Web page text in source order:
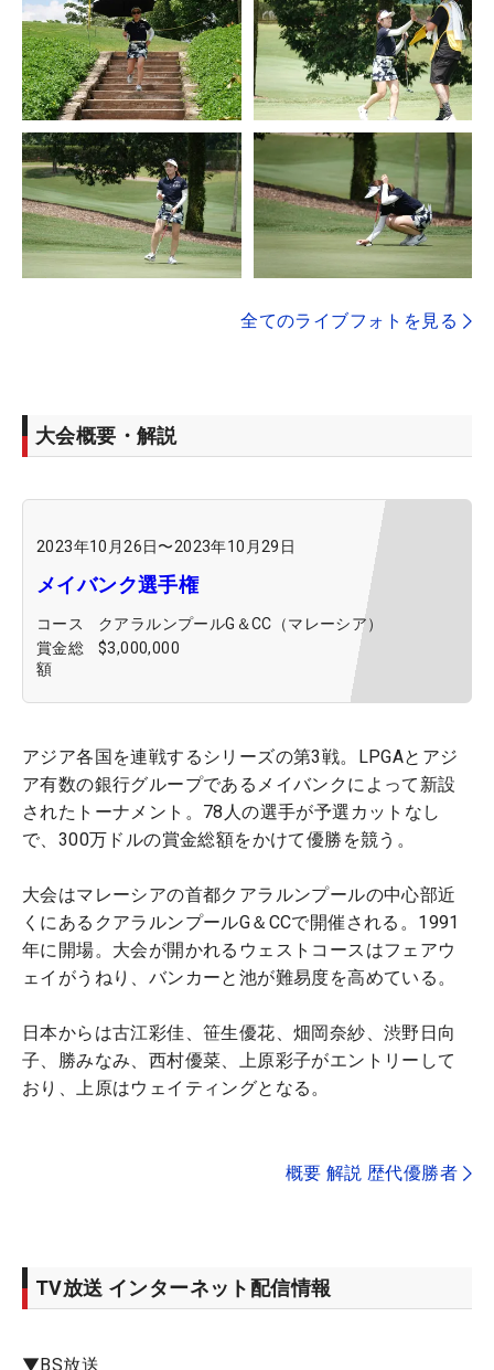
全てのライブフォトを見る
大会概要・解説
2023年10月26日〜2023年10月29日
メイバンク選手権
コース
クアラルンプールG＆CC（マレーシア）
賞金総
額
$3,000,000
アジア各国を連戦するシリーズの第3戦。LPGAとアジ
ア有数の銀行グループであるメイバンクによって新設
されたトーナメント。78人の選手が予選カットなし
で、300万ドルの賞金総額をかけて優勝を競う。
大会はマレーシアの首都クアラルンプールの中心部近
くにあるクアラルンプールG＆CCで開催される。1991
年に開場。大会が開かれるウェストコースはフェアウ
ェイがうねり、バンカーと池が難易度を高めている。
日本からは古江彩佳、笹生優花、畑岡奈紗、渋野日向
子、勝みなみ、西村優菜、上原彩子がエントリーして
おり、上原はウェイティングとなる。
概要 解説 歴代優勝者
TV放送 インターネット配信情報
▼BS放送